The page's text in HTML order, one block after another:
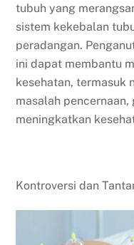
tubuh yang
sistem kekebalan
peradangan.
ini dapat membantu
kesehatan, termasuk
masalah
meningkatkan
Kontroversi dan